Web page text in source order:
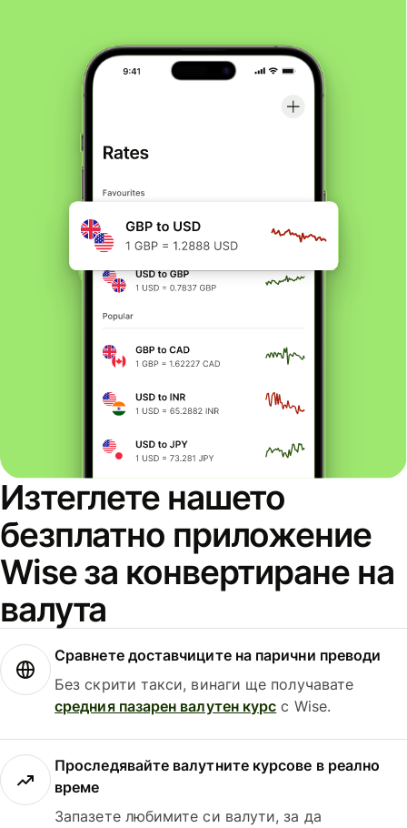
Изтеглете нашето
безплатно приложение
Wise за конвертиране на
валута
Сравнете доставчиците на парични преводи
Без скрити такси, винаги ще получавате
средния пазарен валутен курс с Wise.
Проследявайте валутните курсове в реално
време
Запазете любимите си валути, за да